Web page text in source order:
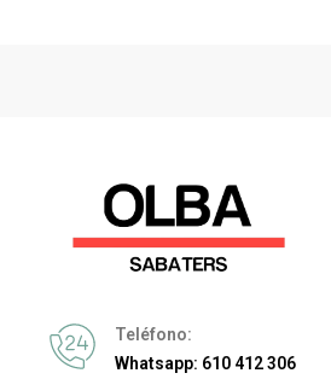
Teléfono:
Whatsapp: 610 412 306